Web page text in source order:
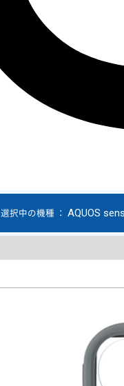
選択中の機種 ： AQUOS